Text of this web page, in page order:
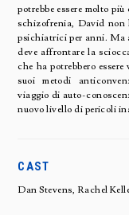
potrebbe essere molto
schizofrenia, David non
psichiatrici per anni. Ma
deve affrontare la
che ha potrebbero
suoi metodi
viaggio di auto-
nuovo livello di pericoli
CAST
Dan Stevens, Rachel